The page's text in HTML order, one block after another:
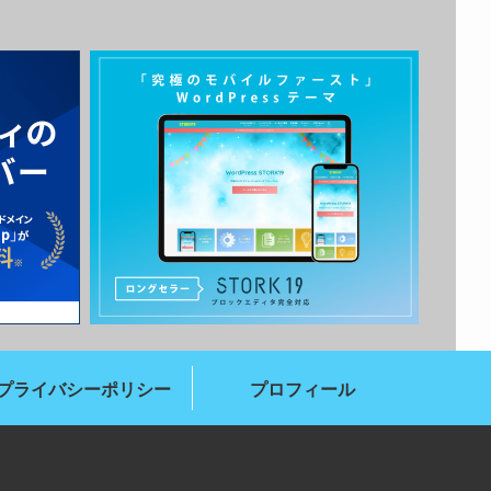
ライバシーポリシー プロフィール